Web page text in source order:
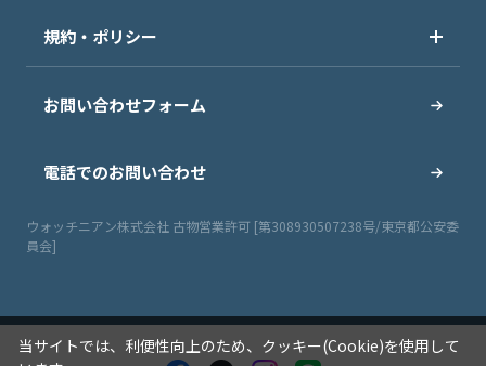
規約・ポリシー
お問い合わせフォーム
電話でのお問い合わせ
ウォッチニアン株式会社 古物営業許可 [第308930507238号/東京都公安委
員会]
当サイトでは、利便性向上のため、クッキー(Cookie)を使用して